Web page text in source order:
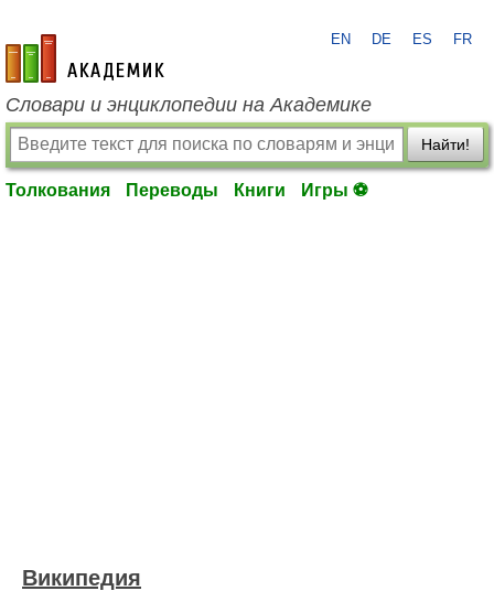
academic.ru
EN DE ES FR
Словари и энциклопедии на Академике
Найти!
Толкования Переводы Книги Игры ⚽
Википедия